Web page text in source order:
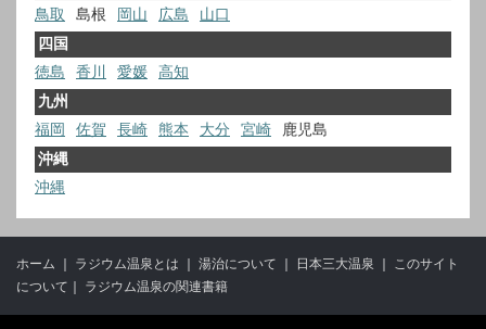
鳥取
島根 岡山 広島
山口
四国
徳島
香川 愛媛
高知
九州
福岡
佐賀 長崎 熊本 大分 宮崎
鹿児島
沖縄
沖縄
ホーム ラジウム温泉とは 湯治について 日本三大温泉
このサイト
について
ラジウム温泉の関連書籍